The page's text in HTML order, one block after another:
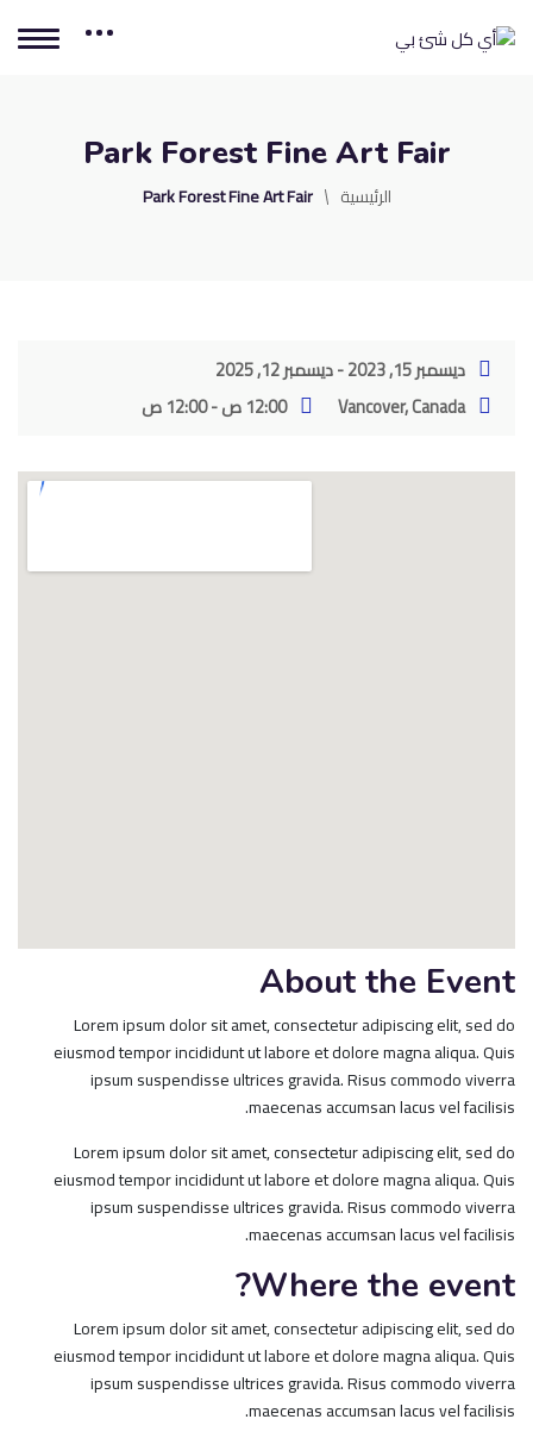
Park Forest Fine Art Fair
الرئيسية Park Forest Fine Art Fair
ديسمبر 15, 2023 - ديسمبر 12, 2025
Vancover, Canada
12:00 ص - 12:00 ص
About the Event
Lorem ipsum dolor sit amet, consectetur adipiscing elit, sed do
eiusmod tempor incididunt ut labore et dolore magna aliqua. Quis
ipsum suspendisse ultrices gravida. Risus commodo viverra
maecenas accumsan lacus vel facilisis.
Lorem ipsum dolor sit amet, consectetur adipiscing elit, sed do
eiusmod tempor incididunt ut labore et dolore magna aliqua. Quis
ipsum suspendisse ultrices gravida. Risus commodo viverra
maecenas accumsan lacus vel facilisis.
Where the event?
Lorem ipsum dolor sit amet, consectetur adipiscing elit, sed do
eiusmod tempor incididunt ut labore et dolore magna aliqua. Quis
ipsum suspendisse ultrices gravida. Risus commodo viverra
maecenas accumsan lacus vel facilisis.